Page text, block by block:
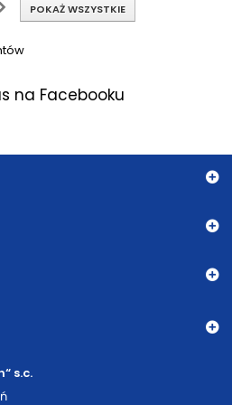
POKAŻ WSZYSTKIE
na Facebooku
s.c.